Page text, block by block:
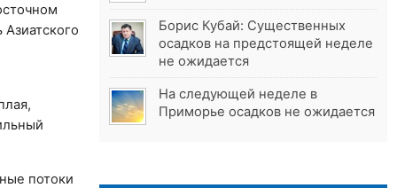
потоки
Борис Кубай: Существенных
осадков на предстоящей неделе
не ожидается
На следующей неделе в
Приморье осадков не ожидается